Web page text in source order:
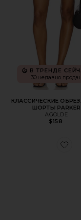
В ТРЕНДЕ
30 недавно продан
КЛАССИЧЕСКИЕ
ШОРТЫ PARKER
AGOLDE
$158